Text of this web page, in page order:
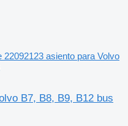
22092123 asiento para Volvo
B7, B8, B9, B12 bus